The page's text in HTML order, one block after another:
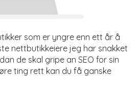
som er yngre enn ett år å
nettbutikkeiere jeg har snakket
de skal gripe an SEO for sin
ting rett kan du få ganske